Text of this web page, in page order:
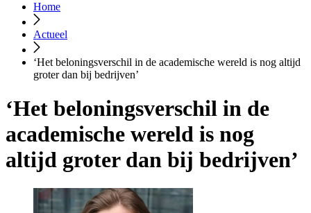
Home
Actueel
‘Het beloningsverschil in de academische wereld is nog altijd
groter dan bij bedrijven’
‘Het beloningsverschil in de
academische wereld is nog
altijd groter dan bij bedrijven’